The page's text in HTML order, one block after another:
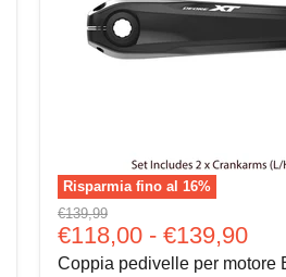
Risparmia fino al 16%
Coppia
pedivelle
per
motore
Prezzo
originale
€139,99
€118,00- €139,90
Coppia pedivelle per motore